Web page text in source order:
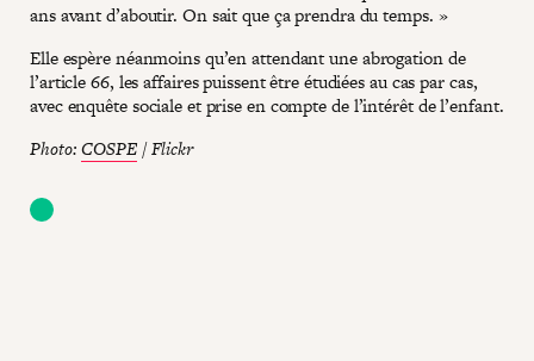
ans avant d’aboutir. On sait que ça prendra du temps. »
Elle espère néanmoins qu’en attendant une abrogation de
l’article 66, les affaires puissent être étudiées au cas par cas,
avec enquête sociale et prise en compte de l’intérêt de l’enfant.
Photo:COSPE/ Flickr